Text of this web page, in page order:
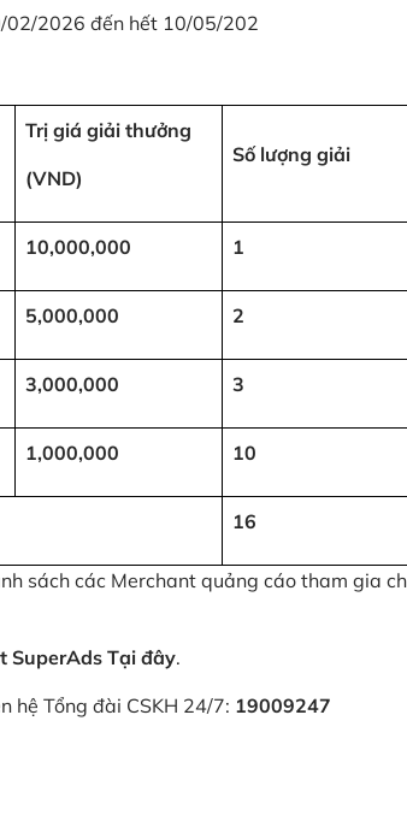
02/2026 đến hết 10/05/202
Trị giá giải thưởng
(VND)
Số lượng giải
10,000,000 1
5,000,000 2
3,000,000 3
1,000,000 10
16
sách các Merchant quảng cáo tham gia
SuperAds Tại đây.
hệ Tổng đài CSKH 24/7: 19009247